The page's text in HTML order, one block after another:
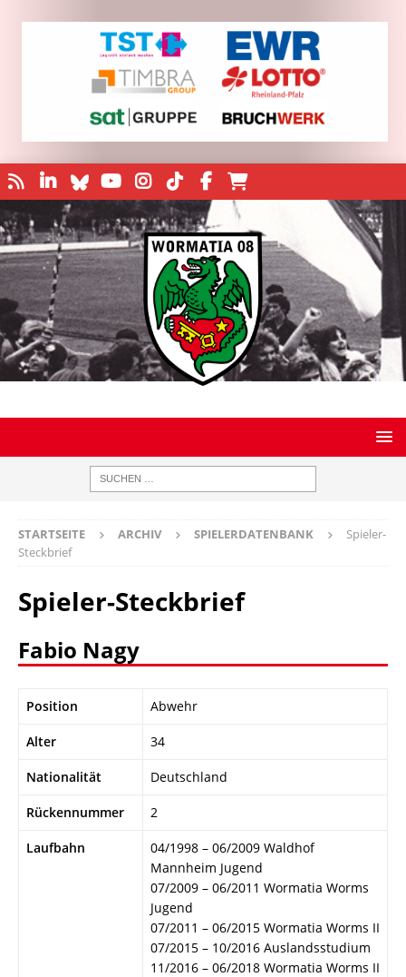
STARTSEITE ARCHIV SPIELERDATENBANK
Spieler-
Steckbrief
Spieler-Steckbrief
Fabio Nagy
Position Abwehr
Alter 34
Nationalität Deutschland
Rückennummer 2
Laufbahn
04/1998 – 06/2009 Waldhof
Mannheim Jugend
07/2009 – 06/2011 Wormatia Worms
Jugend
07/2011 – 06/2015 Wormatia Worms II
07/2015 – 10/2016 Auslandsstudium
11/2016 – 06/2018 Wormatia Worms II